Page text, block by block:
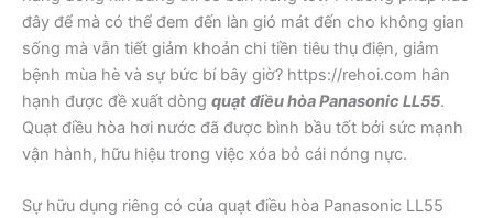
đây để mà có thể đem đến làn gió mát đến cho không gian
sống mà vẫn tiết giảm khoản chi tiền tiêu thụ điện, giảm
bệnh mùa hè và sự bức bí bây giờ? https://rehoi.com hân
hạnh được đề xuất dòng quạt điều hòa Panasonic LL55.
Quạt điều hòa hơi nước đã được bình bầu tốt bởi sức mạnh
vận hành, hữu hiệu trong việc xóa bỏ cái nóng nực.
Sự hữu dụng riêng có của quạt điều hòa Panasonic LL55